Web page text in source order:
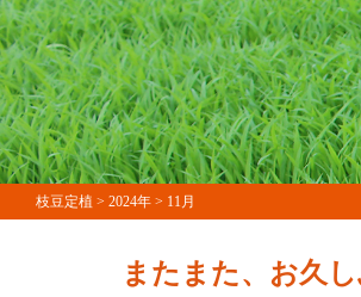
枝豆定植 > 2024年 > 11月
またまた、お久